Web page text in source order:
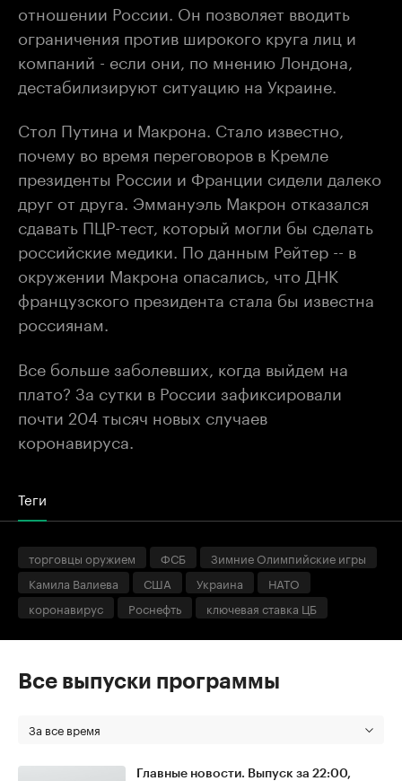
отношении России. Он позволяет вводить
ограничения против широкого круга лиц и
компаний - если они, по мнению Лондона,
дестабилизируют ситуацию на Украине.
Стол Путина и Макрона. Стало известно,
почему во время переговоров в Кремле
президенты России и Франции сидели далеко
друг от друга. Эммануэль Макрон отказался
сдавать ПЦР-тест, который могли бы сделать
российские медики. По данным Рейтер -- в
окружении Макрона опасались, что ДНК
французского президента стала бы известна
россиянам.
Все больше заболевших, когда выйдем на
плато? За сутки в России зафиксировали
почти 204 тысяч новых случаев
коронавируса.
Теги
торговцы оружием ФСБ
Зимние Олимпийские игры
Камила Валиева
США Украина
НАТО
коронавирус
Роснефть ключевая ставка ЦБ
Все выпуски программы
За все время
Главные новости. Выпуск за 22:00,